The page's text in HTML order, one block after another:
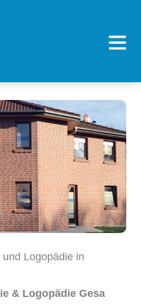
Logopädie in
& Logopädie Gesa